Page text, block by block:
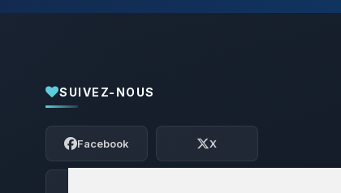
SUIVEZ-NOUS
Facebook X
Youpi, enfin quelqu’un pour me parler !
Moi c’est Choupy, ton petit assistant
BoxToPlay. Dis-moi ce dont tu as besoin
et je vais remuer mes petits circuits